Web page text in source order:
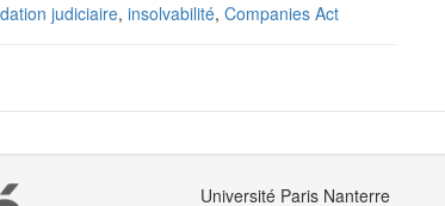
judiciaire, insolvabilité, Companies Act
Université Paris Nanterre